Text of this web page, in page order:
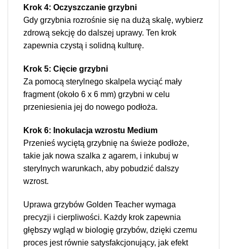
Krok 4: Oczyszczanie grzybni
Gdy grzybnia rozrośnie się na dużą skalę, wybierz
zdrową sekcję do dalszej uprawy. Ten krok
zapewnia czystą i solidną kulturę.
Krok 5: Cięcie grzybni
Za pomocą sterylnego skalpela wyciąć mały
fragment (około 6 x 6 mm) grzybni w celu
przeniesienia jej do nowego podłoża.
Krok 6: Inokulacja wzrostu Medium
Przenieś wyciętą grzybnię na świeże podłoże,
takie jak nowa szalka z agarem, i inkubuj w
sterylnych warunkach, aby pobudzić dalszy
wzrost.
Uprawa grzybów Golden Teacher wymaga
precyzji i cierpliwości. Każdy krok zapewnia
głębszy wgląd w biologię grzybów, dzięki czemu
proces jest równie satysfakcjonujący, jak efekt